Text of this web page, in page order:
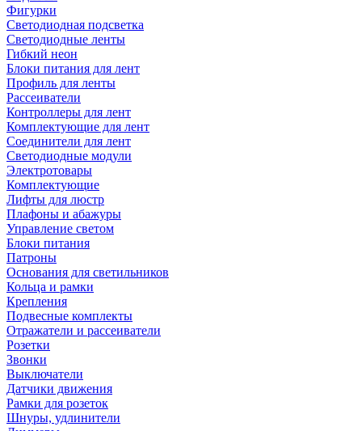
Фигурки
Светодиодная подсветка
Светодиодные ленты
Гибкий неон
Блоки питания для лент
Профиль для ленты
Рассеиватели
Контроллеры для лент
Комплектующие для лент
Соединители для лент
Светодиодные модули
Электротовары
Комплектующие
Лифты для люстр
Плафоны и абажуры
Управление светом
Блоки питания
Патроны
Основания для светильников
Кольца и рамки
Крепления
Подвесные комплекты
Отражатели и рассеиватели
Розетки
Звонки
Выключатели
Датчики движения
Рамки для розеток
Шнуры, удлинители